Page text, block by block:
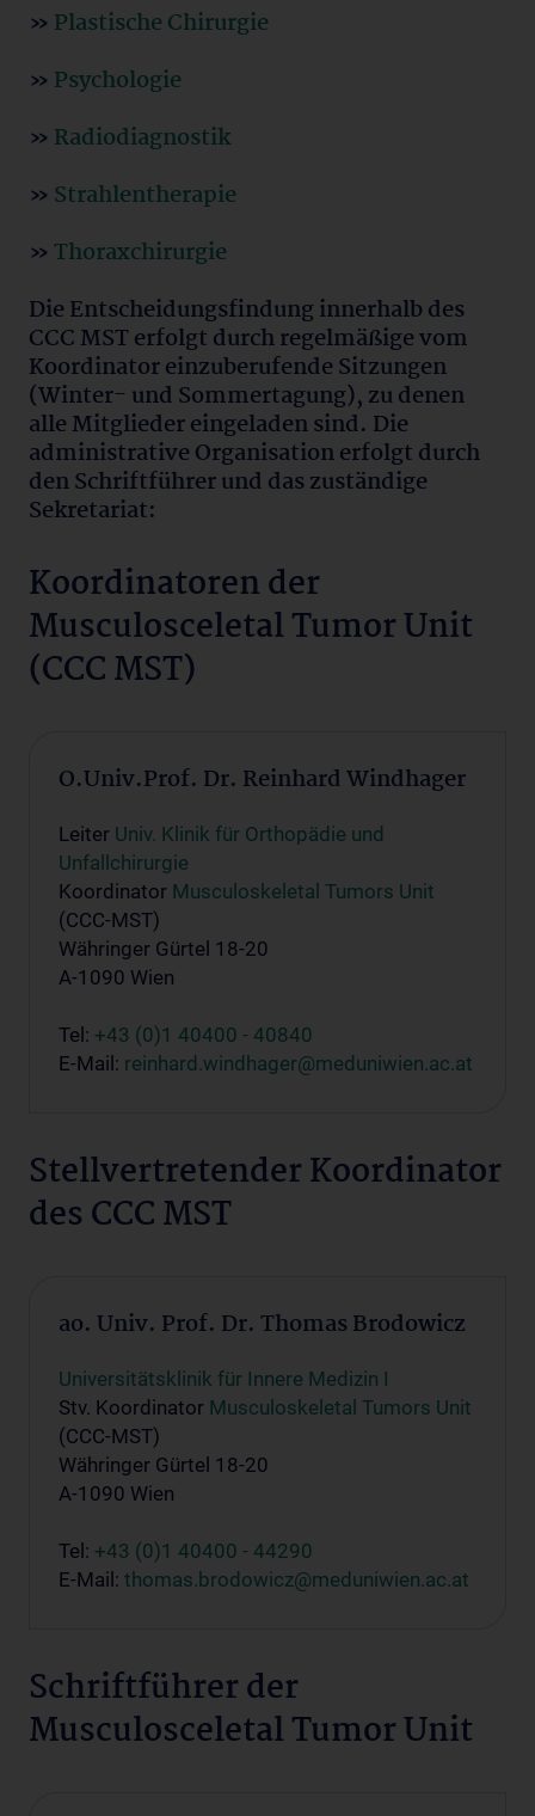
» Plastische Chirurgie
» Psychologie
» Radiodiagnostik
» Strahlentherapie
» Thoraxchirurgie
Die Entscheidungsfindung innerhalb des
CCC MST erfolgt durch regelmäßige vom
Koordinator einzuberufende Sitzungen
(Winter- und Sommertagung), zu denen
alle Mitglieder eingeladen sind. Die
administrative Organisation erfolgt durch
den Schriftführer und das zuständige
Sekretariat:
Koordinatoren der
Musculosceletal Tumor Unit
(CCC MST)
O.Univ.Prof. Dr. Reinhard Windhager
Leiter Univ. Klinik für Orthopädie und
Unfallchirurgie
Koordinator Musculoskeletal Tumors Unit
(CCC-MST)
Währinger Gürtel 18-20
A-1090 Wien
Tel: +43 (0)1 40400 - 40840
E-Mail: reinhard.windhager@meduniwien.ac.at
Stellvertretender Koordinator
des CCC MST
ao. Univ. Prof. Dr. Thomas Brodowicz
Universitätsklinik für Innere Medizin I
Stv. Koordinator Musculoskeletal Tumors Unit
(CCC-MST)
Währinger Gürtel 18-20
A-1090 Wien
Tel: +43 (0)1 40400 - 44290
E-Mail: thomas.brodowicz@meduniwien.ac.at
Schriftführer der
Musculosceletal Tumor Unit